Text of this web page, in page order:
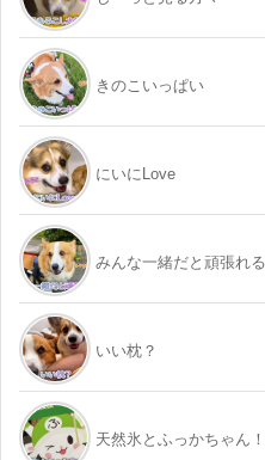
きのこいっぱい
にいにLove
みんな一緒だと頑張れ
いい枕？
天然氷とふっかちゃん！